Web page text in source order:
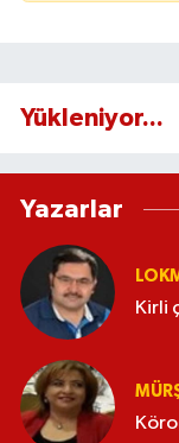
Yükleniyor...
Yazarlar
Kirli